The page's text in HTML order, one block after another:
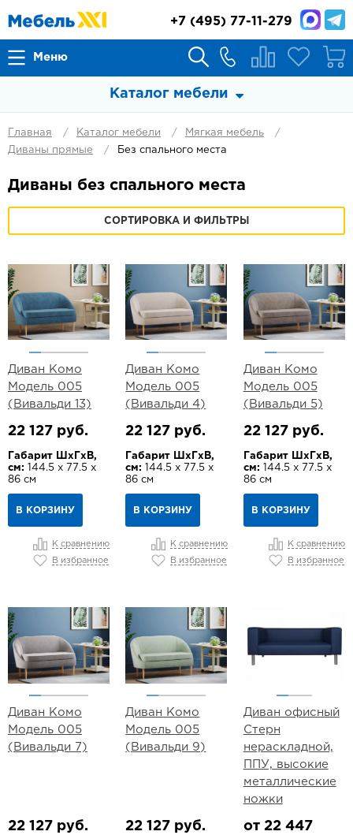
Меню
+7 (495) 77-11-279
Каталог мебели
Главная Каталог мебели
Мягкая мебель
Диваны прямые
Без спального места
Диваны без спального места
СОРТИРОВКА И ФИЛЬТРЫ
Диван Комо
Модель 005
(Вивальди 13)
22 127 руб.
Габарит ШхГхВ,
см: 144.5 х 77.5 х
86 см
В КОРЗИНУ
К сравнению
В избранное
Диван Комо
Модель 005
(Вивальди 4)
22 127 руб.
Габарит ШхГхВ,
см:
144.5 х 77.5 х
86 см
В КОРЗИНУ
К сравнению
В избранное
Диван Комо
Модель 005
(Вивальди 5)
22 127 руб.
Габарит ШхГхВ,
см: 144.5 х 77.5 х
86 см
В КОРЗИНУ
К сравнению
В избранное
Диван Комо
Модель 005
(Вивальди 7)
22 127 руб.
Диван Комо
Модель 005
(Вивальди 9)
22 127 руб.
Диван офисный
Стерн
нераскладной,
ППУ, высокие
металлические
ножки
от 22 447